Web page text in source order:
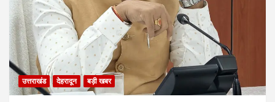
उत्तराखंड देहरादून बड़ी खबर